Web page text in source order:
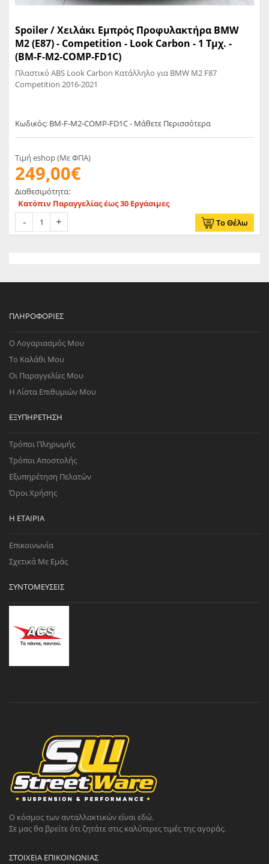
Spoiler / Χειλάκι Εμπρός Προφυλακτήρα BMW
Μ2 (E87) - Competition - Look Carbon - 1 Τμχ. -
(BM-F-M2-COMP-FD1C)
Πλαστικό ABS Look Carbon Κατάλληλο για BMW M2 F87
Competition 2016-2021
Κωδικός: BM-F-M2-COMP-FD1C - Μάθετε Περισσότερα
Τιμή eshop (Με ΦΠΑ)
249,00€
Διαθεσιμότητα:
Κατόπιν Παραγγελίας έως 30 Εργάσιμες
Το Θέλω
ΠΛΗΡΟΦΟΡΊΕΣ
Ο Λογαριασμός Μου
Το Καλάθι Μου
Οι Παραγγελίες Μου
Η Λίστα Επιθυμιών Μου
ΕΞΥΠΗΡΈΤΗΣΗ
Τρόποι Πληρωμής
Τρόποι Αποστολής
Εξυπηρέτηση Πελατών
Όροι Χρήσης
Η ΕΤΑΙΡΊΑ
Επικοινωνία
Σχετικά Με Εμάς
ΣΥΝΤΟΜΕΎΣΕΙΣ
Ο κόσμος των ανταλλακτικών είναι εδώ.
Σε μας θα βρείτε ότι ζητάτε στις καλύτερες τιμές της αγοράς.
ΣΤΟΙΧΕΊΑ ΕΠΙΚΟΙΝΩΝΊΑΣ